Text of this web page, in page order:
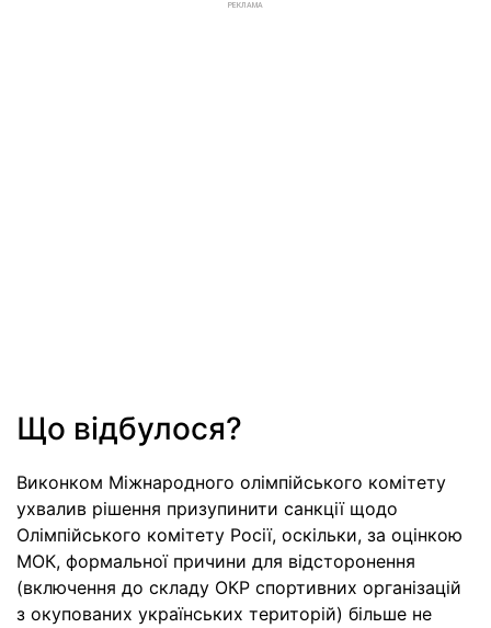
РЕКЛАМА
Що відбулося?
Виконком Міжнародного олімпійського комітету
ухвалив рішення призупинити санкції щодо
Олімпійського комітету Росії, оскільки, за оцінкою
МОК, формальної причини для відсторонення
(включення до складу ОКР спортивних організацій
з окупованих українських територій) більше не